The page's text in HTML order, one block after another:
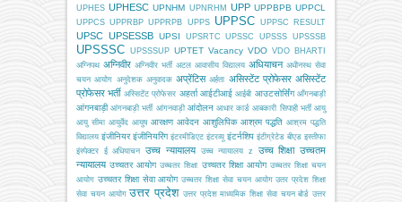
UPHES UPHESC UPNHM UPNRHM UPP UPPBPB UPPCL
UPPCS UPPRBP UPPRPB UPPS UPPSC UPPSC RESULT
UPSC UPSESSB UPSI UPSRTC UPSSC UPSSS UPSSSB
UPSSSC UPSSSUP UPTET Vacancy VDO VDO BHARTI
अग्निपथ अग्निवीर अग्निवीर भर्ती अटल आवासीय विद्यालय अधियाचन अधीनस्थ सेवा
चयन आयोग अनुदेशक अनुवादक अप्रेंटिस अर्हता असिस्टेंट प्रोफेसर असिस्टेंट
प्रोफेसर भर्ती अस्सिटेंट प्रोफेसर अहर्ता आईटीआई आईबी आउटसोर्सिंग आँगनबाड़ी
आंगनबाड़ी आंगनबाड़ी भर्ती आंगनवाड़ी आंदोलन आधार कार्ड आबकारी सिपाही भर्ती आयु
आयु सीमा आयुर्वेद आयुष आरक्षण आवेदन आशुलिपिक आश्रम पद्धति आश्रम पद्धति
विद्यालय इंजीनियर इंजीनियरिंग इंटरमीडिएट इंटरव्यू इंटर्नशिप इंटीग्रेटेड बीएड इस्तीफा
इंस्पेक्टर ई अधियाचन उच्च न्यायालय उच्च न्यायालय z उच्च शिक्षा उच्चतम
न्यायालय उच्चतर आयोग उच्चतर शिक्षा उच्चतर शिक्षा आयोग उच्चतर शिक्षा चयन
आयोग उच्चतर शिक्षा सेवा आयोग उच्चतर शिक्षा सेवा चयन आयोग उतर प्रदेश शिक्षा
सेवा चयन आयोग उत्तर प्रदेश उत्तर प्रदेश माध्यमिक शिक्षा सेवा चयन बोर्ड उत्तर